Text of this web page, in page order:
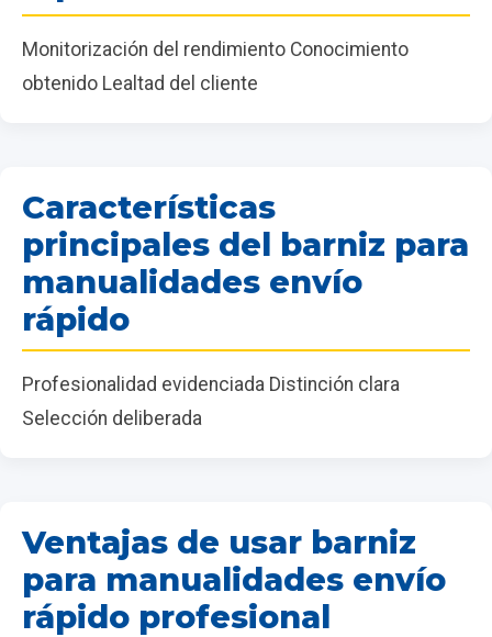
Monitorización del rendimiento Conocimiento
obtenido Lealtad del cliente
Características
principales del barniz para
manualidades envío
rápido
Profesionalidad evidenciada Distinción clara
Selección deliberada
Ventajas de usar barniz
para manualidades envío
rápido profesional